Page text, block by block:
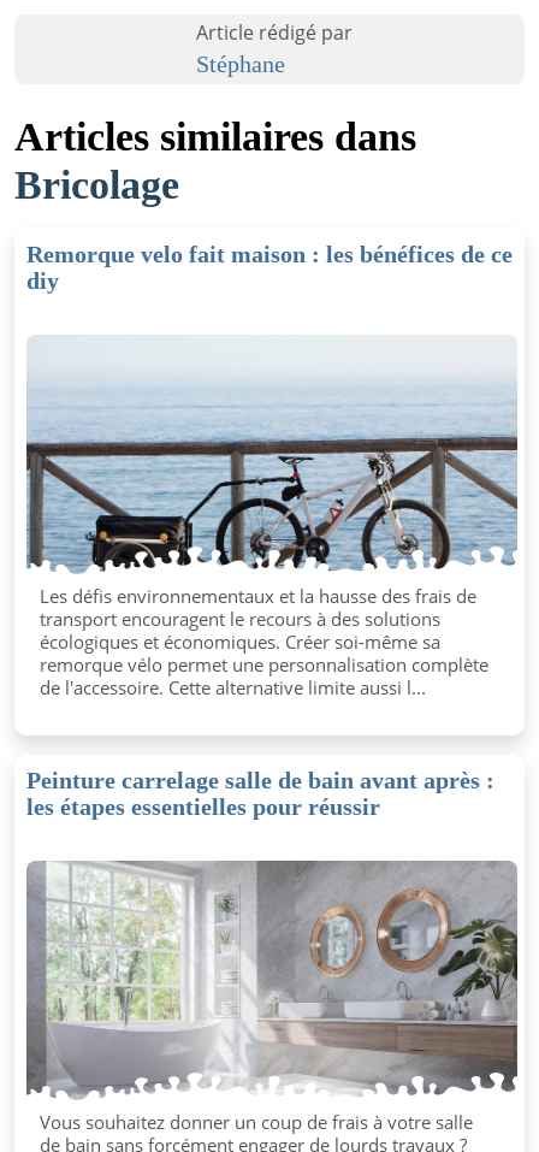
Article rédigé par
Stéphane
Articles similaires dans
Bricolage
Remorque velo fait maison : les bénéfices de ce
diy
Les défis environnementaux et la hausse des frais de
transport encouragent le recours à des solutions
écologiques et économiques. Créer soi-même sa
remorque vélo permet une personnalisation complète
de l'accessoire. Cette alternative limite aussi l...
Peinture carrelage salle de bain avant après :
les étapes essentielles pour réussir
Vous souhaitez donner un coup de frais à votre salle
de bain sans forcément engager de lourds travaux ?